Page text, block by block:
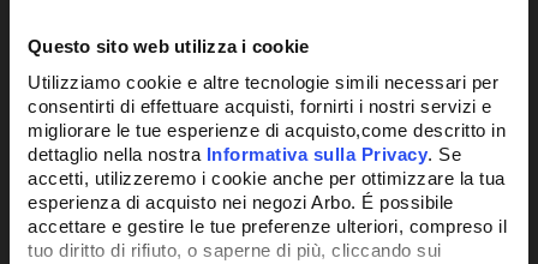
Questo sito web utilizza i cookie
Utilizziamo cookie e altre tecnologie simili necessari per
consentirti di effettuare acquisti, fornirti i nostri servizi e
migliorare le tue esperienze di acquisto,come descritto in
dettaglio nella nostra Informativa sulla Privacy. Se
accetti, utilizzeremo i cookie anche per ottimizzare la tua
esperienza di acquisto nei negozi Arbo. É possibile
accettare e gestire le tue preferenze ulteriori, compreso il
tuo diritto di rifiuto, o saperne di più, cliccando sui
Potrebbe anche interessarti